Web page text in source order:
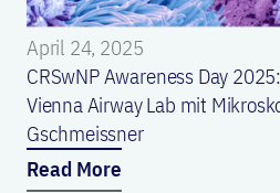
April 24, 2025
CRSwNP Awareness Day
Vienna Airway Lab mit
Gschmeissner
Read More